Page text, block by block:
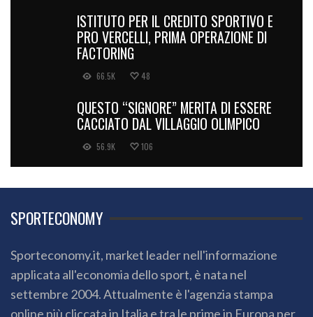
ISTITUTO PER IL CREDITO SPORTIVO E
PRO VERCELLI, PRIMA OPERAZIONE DI
FACTORING
66.5K 48
QUESTO “SIGNORE” MERITA DI ESSERE
CACCIATO DAL VILLAGGIO OLIMPICO
56.9K 106
SPORTECONOMY
Sporteconomy.it, market leader nell'informazione
applicata all'economia dello sport, è nata nel
settembre 2004. Attualmente è l'agenzia stampa
online più cliccata in Italia e tra le prime in Europa per